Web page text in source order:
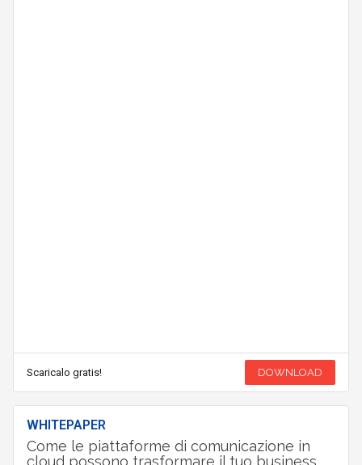
Scaricalo gratis! DOWNLOAD
WHITEPAPER
Come le piattaforme di comunicazione in
cloud possono trasformare il tuo business